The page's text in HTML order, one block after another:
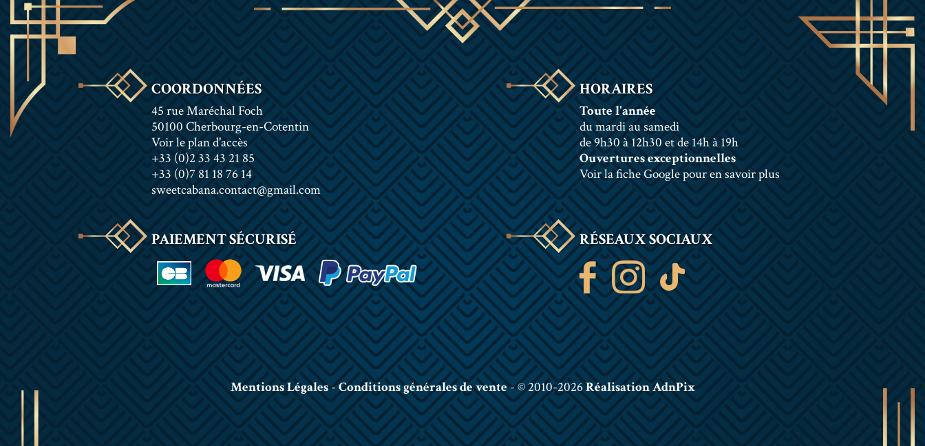
COORDONNÉES
45 rue Maréchal Foch
50100 Cherbourg-en-Cotentin
Voir le plan d'accès
+33 (0)2 33 43 21 85
+33 (0)7 81 18 76 14
sweetcabana.contact@gmail.com
HORAIRES
Toute l'année
du mardi au samedi
de 9h30 à 12h30 et de 14h à 19h
Ouvertures exceptionnelles
Voir la fiche Google pour en savoir plus
PAIEMENT SÉCURISÉ RÉSEAUX SOCIAUX
Mentions Légales-Conditions générales de vente- © 2010-2026Réalisation AdnPix